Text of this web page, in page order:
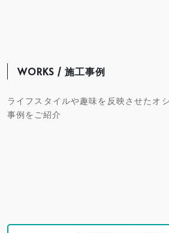
WORKS / 施工事例
ライフスタイルや趣味を反映させたオ
事例をご紹介